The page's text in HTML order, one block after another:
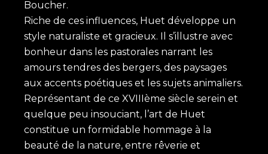
Boucher.
Riche de ces influences, Huet développe un
style naturaliste et gracieux. Il s’illustre avec
bonheur dans les pastorales narrant les
amours tendres des bergers, des paysages
aux accents poétiques et les sujets animaliers.
Représentant de ce XVIIIème siècle serein et
quelque peu insouciant, l’art de Huet
constitue un formidable hommage à la
beauté de la nature, entre rêverie et